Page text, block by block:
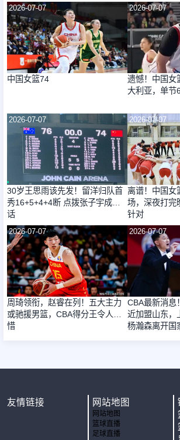
2026-07-07
中国女篮74
2026-07-07
遗憾！中国女
大利亚，单节6
2026-07-07
30岁王思雨该先发！留洋归队首
秀16+5+4+4断 点拨张子宇成佳
话
2026-07-07
离谱！中国女
场，深夜打完
针对
2026-07-07
周琦领衔，赵睿在列！五大主力
或驰援男篮，CBA得分王令人惋
惜
2026-07-07
CBA最新消息
近加盟山东，
杨瀚森离开国
友情链接 网站地图
网站地图
篮球直播
足球直播